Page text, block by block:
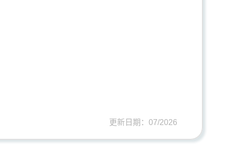
更新日期：07/2026